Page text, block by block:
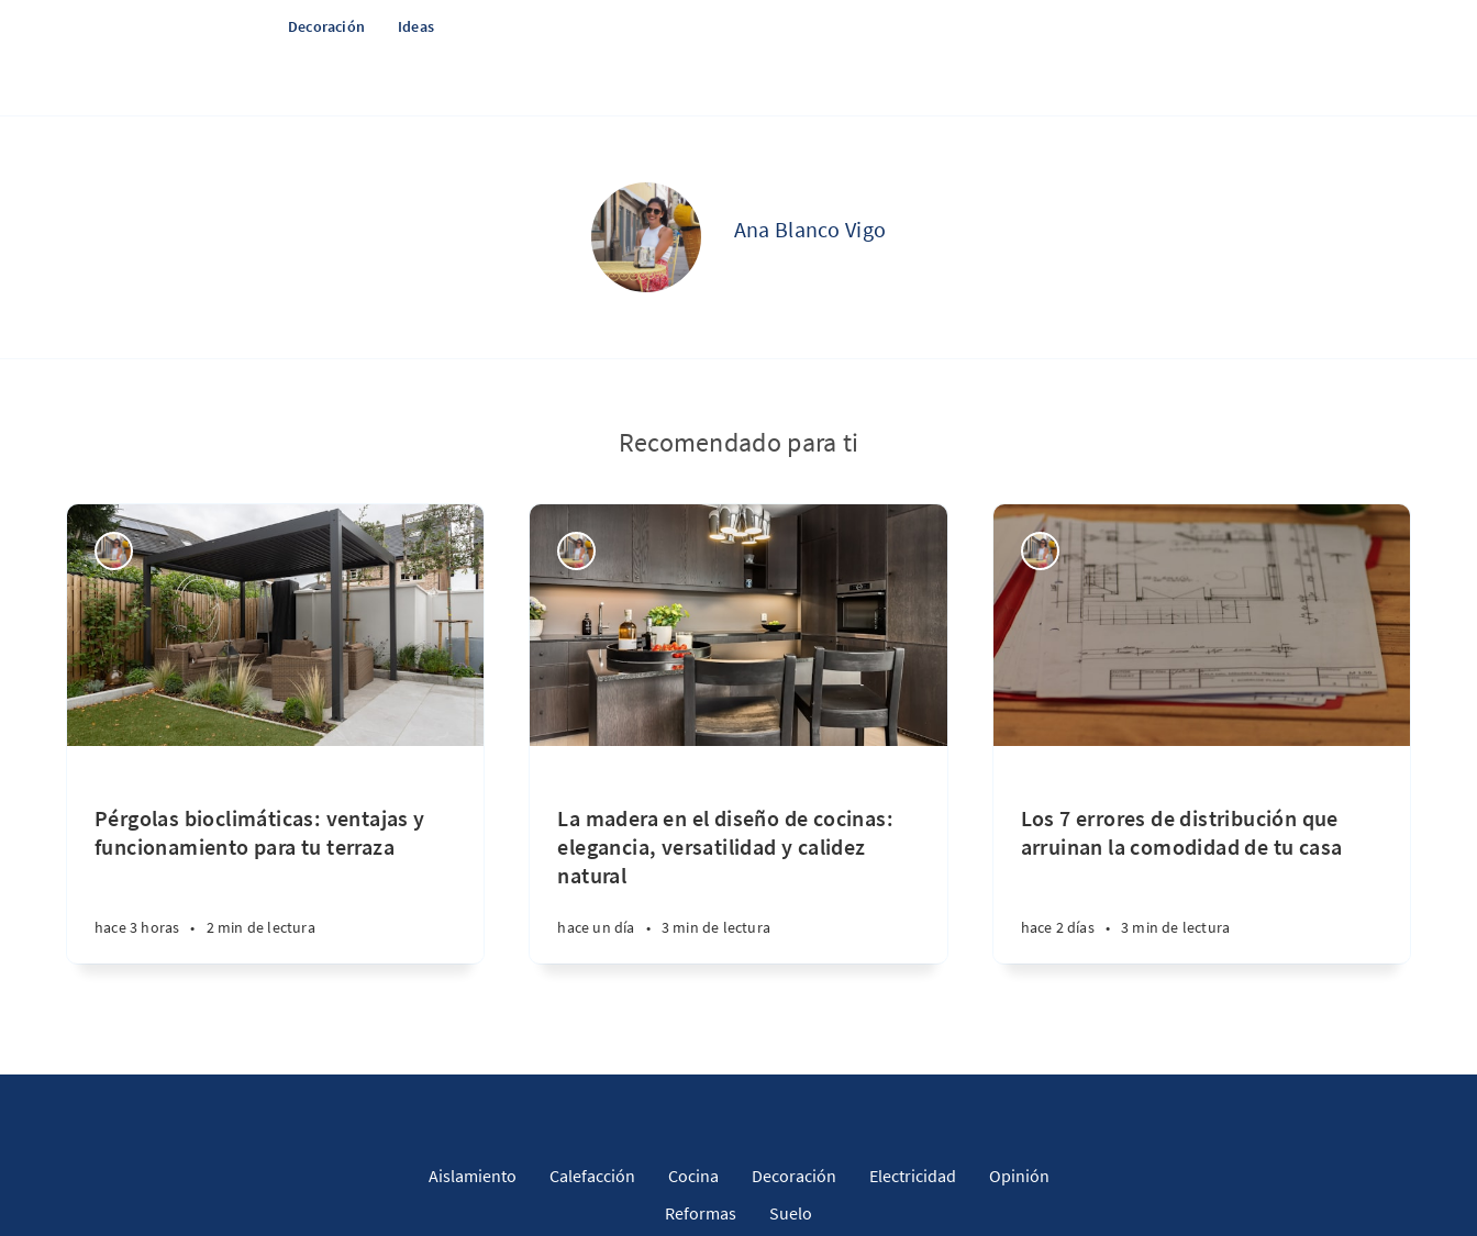
Decoración Ideas
Ana Blanco Vigo
Recomendado para ti
Pérgolas bioclimáticas: ventajas y
funcionamiento para tu terraza
hace 3 horas • 2 min de lectura
La madera en el diseño de cocinas:
elegancia, versatilidad y calidez
natural
hace un día • 3 min de lectura
Los 7 errores de distribución que
arruinan la comodidad de tu casa
hace 2 días • 3 min de lectura
Aislamiento Calefacción Cocina Decoración Electricidad
Opinión
Reformas
Suelo